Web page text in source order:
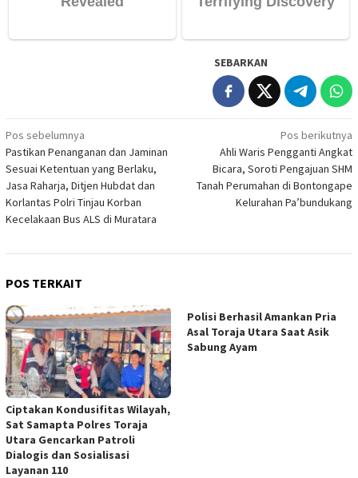
SEBARKAN
Navigasi
pos
Pos sebelumnya
Pastikan Penanganan dan Jaminan
Sesuai Ketentuan yang Berlaku,
Jasa Raharja, Ditjen Hubdat dan
Korlantas Polri Tinjau Korban
Kecelakaan Bus ALS di Muratara
Pos berikutnya
Ahli Waris Pengganti Angkat
Bicara, Soroti Pengajuan SHM
Tanah Perumahan di Bontongape
Kelurahan Pa’bundukang
POS TERKAIT
Ciptakan Kondusifitas Wilayah,
Sat Samapta Polres Toraja
Utara Gencarkan Patroli
Dialogis dan Sosialisasi
Layanan 110
Polisi Berhasil Amankan Pria
Asal Toraja Utara Saat Asik
Sabung Ayam